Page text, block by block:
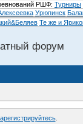
РШФ: Турниры
Урюпинск
Те же и
форум
.